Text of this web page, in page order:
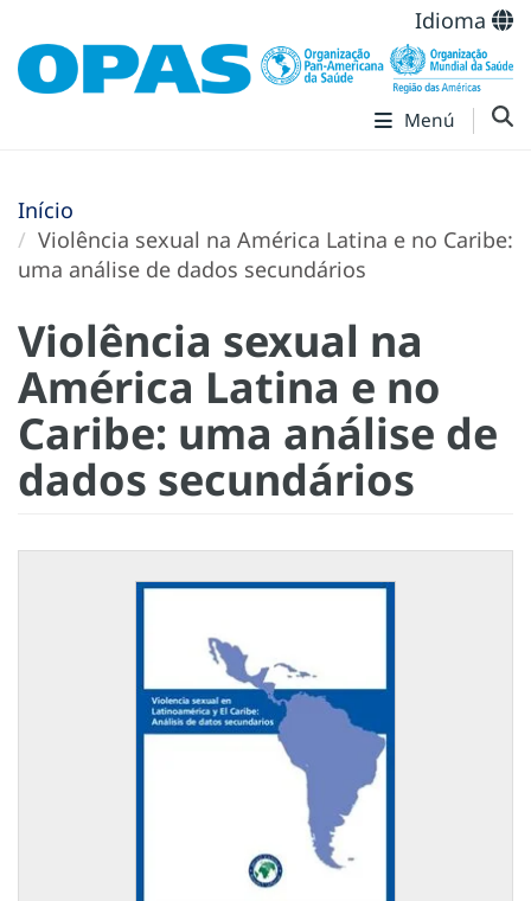
Idioma
Menú
Início
Violência sexual na América Latina e no Caribe:
uma análise de dados secundários
Violência sexual na
América Latina e no
Caribe: uma análise de
dados secundários